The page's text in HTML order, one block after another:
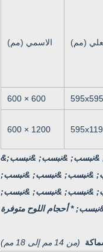
الاسمي (مم) (مم)
600 × 600 595x595
600 × 1200
&نبسب; &نبسب; &نبسب; &نبسب; &نبسب; &نبسب; &نبسب; &نبسب; &نبسب; &نبسب; &نبسب; &نبسب; &نبسب; &نبسب; &نبسب; &نبسب;
&نبسب; &نبسب; &نبسب;
&نبسب; &نبسب; &نبسب;
* أحجام اللوح متوفرة
(من 14 مم إلى 18 مم)